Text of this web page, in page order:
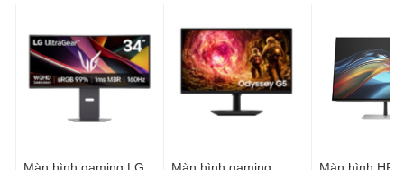
Màn hình gaming LG
Màn hình gaming
Màn hình HP